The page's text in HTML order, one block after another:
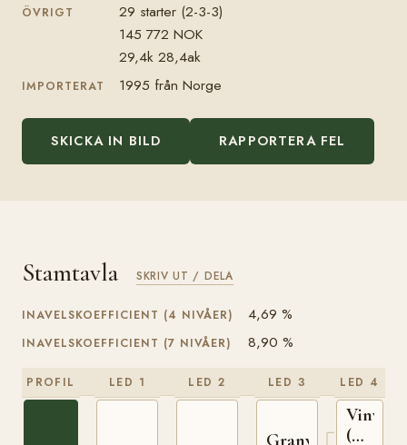
ÖVRIGT
29 starter (2-3-3)
145 772 NOK
29,4k 28,4ak
IMPORTERAT 1995 från Norge
SKICKA IN BILD RAPPORTERA FEL
Stamtavla SKRIV UT / DELA
INAVELSKOEFFICIENT (4 NIVÅER) 4,69 %
INAVELSKOEFFICIENT (7 NIVÅER) 8,90 %
PROFIL LED 1 LED 2 LED 3
Granvar
LED 4
Vinvar
(NO)